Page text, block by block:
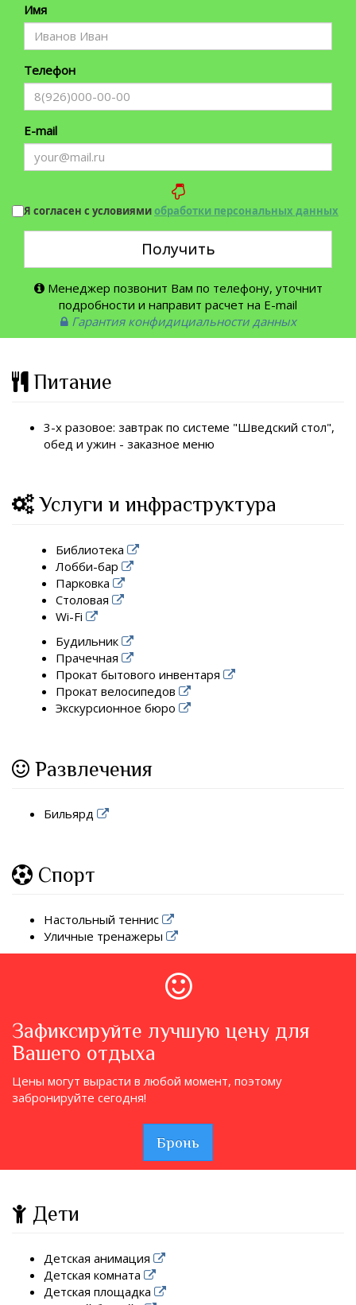
Имя
Телефон
E-mail
Я согласен с условиямиобработки персональных данных
Получить
Менеджер позвонит Вам по телефону, уточнит
подробности и направит расчет на E-mail
Гарантия конфидициальности данных
Питание
3-х разовое: завтрак по системе "Шведский стол",
обед и ужин - заказное меню
Услуги и инфраструктура
Библиотека
Лобби-бар
Парковка
Столовая
Wi-Fi
Будильник
Прачечная
Прокат бытового инвентаря
Прокат велосипедов
Экскурсионное бюро
Развлечения
Бильярд
Спорт
Настольный теннис
Уличные тренажеры
Зафиксируйте лучшую цену для
Вашего отдыха
Цены могут вырасти в любой момент, поэтому
забронируйте сегодня!
Бронь
Дети
Детская анимация
Детская комната
Детская площадка